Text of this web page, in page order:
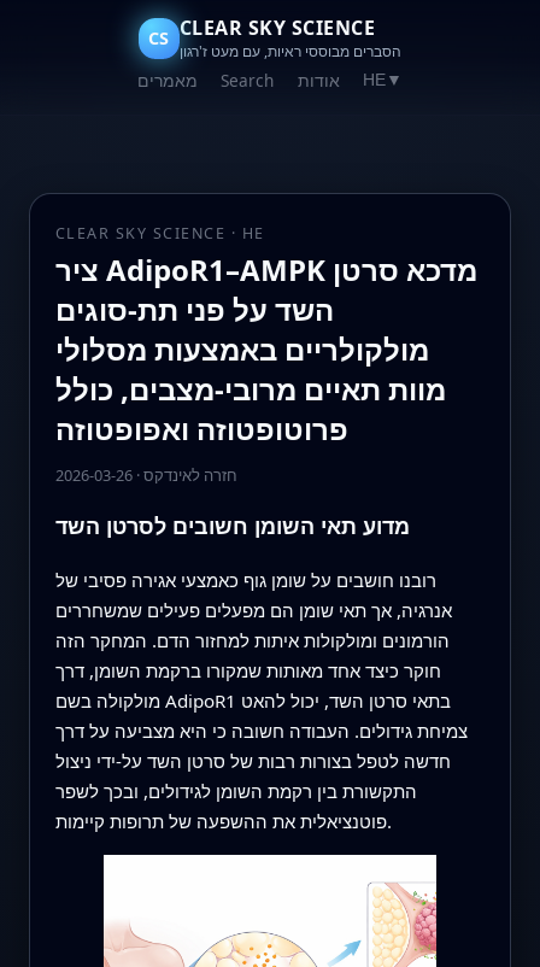
CS CLEAR SKY SCIENCE
הסברים מבוססי ראיות, עם מעט ז'רגון
מאמרים Search אודות HE▼
CLEAR SKY SCIENCE · HE
ציר AdipoR1–AMPK מדכא סרטן
השד על פני תת‑סוגים
מולקולריים באמצעות מסלולי
מוות תאיים מרובי‑מצבים, כולל
פרוטופטוזה ואפופטוזה
2026-03-26·חזרה לאינדקס
מדוע תאי השומן חשובים לסרטן השד
רובנו חושבים על שומן גוף כאמצעי אגירה פסיבי של
אנרגיה, אך תאי שומן הם מפעלים פעילים שמשחררים
הורמונים ומולקולות איתות למחזור הדם. המחקר הזה
חוקר כיצד אחד מאותות שמקורו ברקמת השומן, דרך
מולקולה בשם AdipoR1 בתאי סרטן השד, יכול להאט
צמיחת גידולים. העבודה חשובה כי היא מצביעה על דרך
חדשה לטפל בצורות רבות של סרטן השד על‑ידי ניצול
התקשורת בין רקמת השומן לגידולים, ובכך לשפר
פוטנציאלית את ההשפעה של תרופות קיימות.